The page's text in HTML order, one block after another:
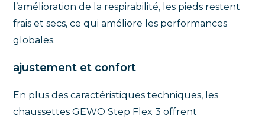
l’amélioration de la respirabilité, les pieds restent
frais et secs, ce qui améliore les performances
globales.
ajustement et confort
En plus des caractéristiques techniques, les
chaussettes GEWO Step Flex 3 offrent